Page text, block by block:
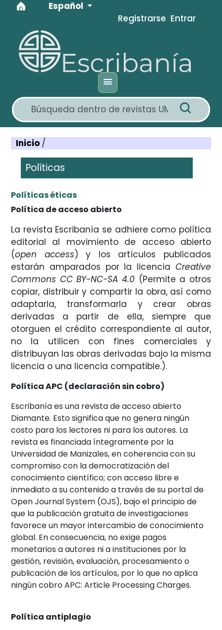
Ir al menú de navegación principal
Ir al contenido principal
Ir al pie de página del sitio
Idioma
Español
Registrarse Entrar
Inicio /
Políticas
Políticas éticas
Política de acceso abierto
La revista Escribanía se adhiere como política
editorial al movimiento de acceso abierto
(open access) y los artículos publicados
estarán amparados por la licencia Creative
Commons CC BY-NC-SA 4.0 (Permite a otros
copiar, distribuir y compartir la obra, así como
adaptarla, transformarla y crear obras
derivadas a partir de ella, siempre que
otorguen el crédito correspondiente al autor,
no la utilicen con fines comerciales y
distribuyan las obras derivadas bajo la misma
licencia o una licencia compatible.).
Política APC (declaración sin cobro)
Escribanía es una revista de acceso abierto
Diamante. Esto significa que no genera ningún
costo para los lectores ni para los autores. La
revista es financiada íntegramente por la
Universidad de Manizales, en coherencia con su
compromiso con la democratización del
conocimiento científico; con acceso libre e
inmediato a su contenido a través de su portal de
Open Journal System (OJS), bajo el principio de
que la publicación gratuita de investigaciones
favorece un mayor intercambio de conocimiento
global. En consecuencia, no exige pagos
monetarios a autores ni a instituciones por la
gestión, revisión, evaluación, procesamiento o
publicación de los artículos, por lo que no aplica
ningún cobro APC: Article Processing Charges.
Política antiplagio